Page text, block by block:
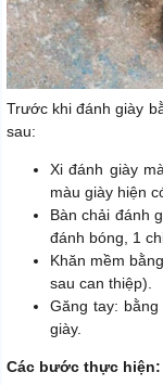
Trước khi đánh giày
sau:
Xi đánh giày
màu giày hiện
Bàn chải đánh
đánh bóng, 1
Khăn mềm
sau can thiệp).
Găng tay:
giày.
Các bước thực hiện: